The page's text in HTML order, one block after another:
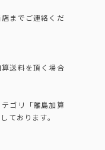
までご連絡くだ
送料を頂く場合
ゴリ「離島加算
ております。